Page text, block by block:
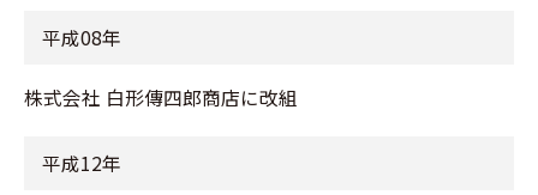
平成08年
株式会社 白形傳四郎商店に改組
平成12年